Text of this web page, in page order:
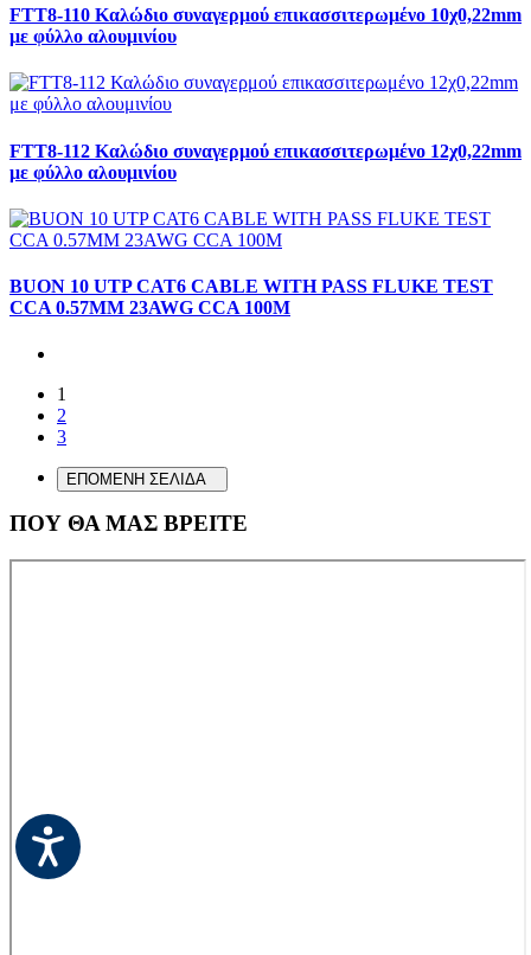
FTT8-110 Καλώδιο συναγερμού επικασσιτερωμένο 10χ0,22mm
με φύλλο αλουμινίου
FTT8-112 Καλώδιο συναγερμού επικασσιτερωμένο 12χ0,22mm
με φύλλο αλουμινίου
BUON 10 UTP CAT6 CABLE WITH PASS FLUKE TEST
CCA 0.57MM 23AWG CCA 100M
1
2
3
ΕΠΟΜΕΝΗ ΣΕΛΙΔΑ
ΠΟΥ ΘΑ ΜΑΣ ΒΡΕΙΤΕ